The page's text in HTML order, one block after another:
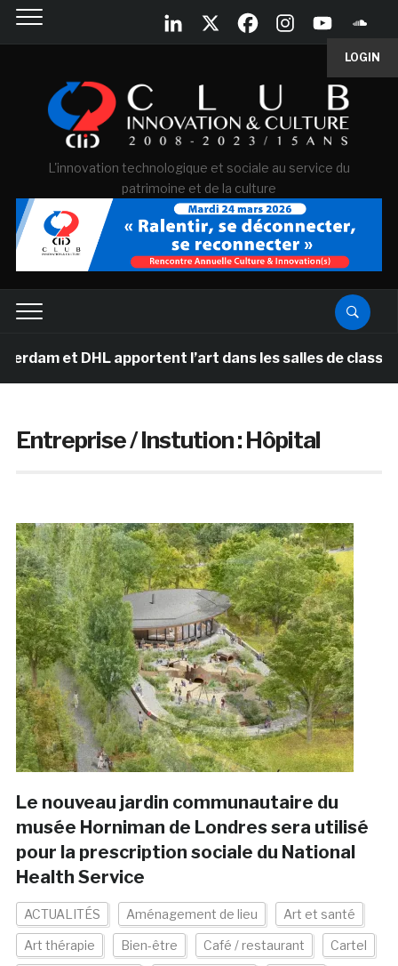
LOGIN
L'innovation technologique et sociale au service du
patrimoine et de la culture
DHL apportent l’art dans les salles de classe des
Entreprise / Instution :Hôpital
Le nouveau jardin communautaire du
musée Horniman de Londres sera utilisé
pour la prescription sociale du National
Health Service
ACTUALITÉS Aménagement de lieu Art et santé
Art thérapie Bien-être Café / restaurant Cartel